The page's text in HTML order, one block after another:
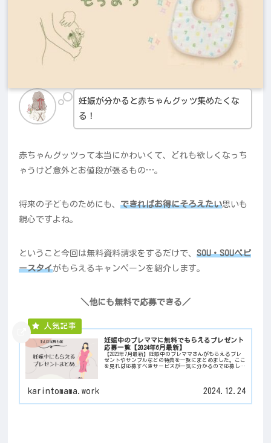
妊娠が分かると赤ちゃんグッツ集めたくな
る！
赤ちゃんグッツって本当にかわいくて、どれも欲しくなっち
ゃうけど意外とお値段が張るもの…。
将来の子どものためにも、できればお得にそろえたい思いも
親心ですよね。
ということ今回は無料資料請求をするだけで、SOU・SOUベビ
ースタイがもらえるキャンペーンを紹介します。
＼他にも無料で応募できる／
妊娠中のプレママに無料でもらえるプレゼント
応募一覧【2024年6月最新】
【2023年7月最新】妊娠中のプレママさんがもらえるプレ
ゼントやサンプルなどの特典を一覧にまとめました。ここ
を見れば応募すべきサービスが一気に分かるので応募し漏
karintomama.work 2024.12.24